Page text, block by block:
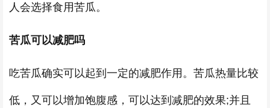
人会选择食用苦瓜。
苦瓜可以减肥吗
吃苦瓜确实可以起到一定的减肥作用。苦瓜热量比较
低，又可以增加饱腹感，可以达到减肥的效果;并且